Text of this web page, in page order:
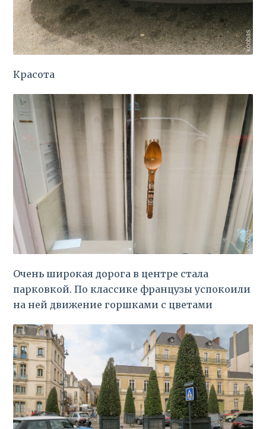
Красота
Очень широкая дорога в центре стала
парковкой. По классике французы успокоили
на ней движение горшками с цветами